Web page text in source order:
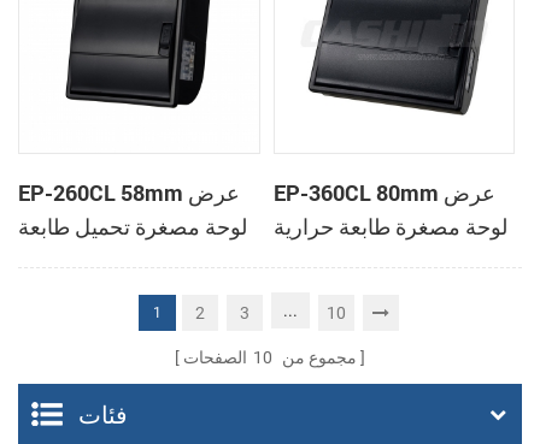
EP-260CL 58mm عرض
لوحة مصغرة تحميل طابعة
حرارية مع لصناعة
السيارات في القاطع
EP-360CL 80mm عرض
لوحة مصغرة طابعة حرارية
مع لصناعة السيارات في
1 2 3 ... 10
مجموع من 10 الصفحات
فئات